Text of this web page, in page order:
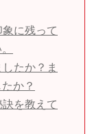
に残って
たか？ま
か？
を教えて